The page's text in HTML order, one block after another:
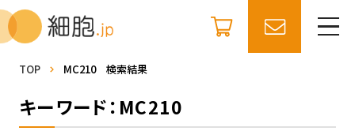
TOP MC210 検索結果
キーワード：MC210